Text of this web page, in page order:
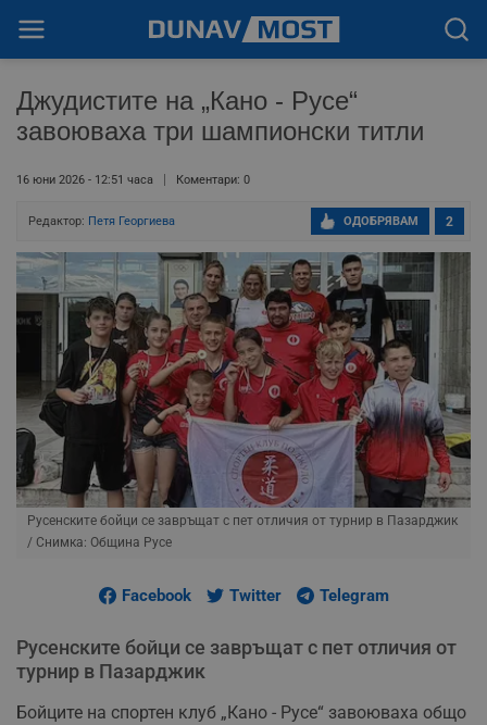
Джудистите на „Кано - Русе“
завоюваха три шампионски титли
16 юни 2026 - 12:51 часа Коментари: 0
Редактор: Петя Георгиева 2
ОДОБРЯВАМ
Русенските бойци се завръщат с пет отличия от турнир в Пазарджик
/ Снимка: Община Русе
Facebook Twitter Telegram
Русенските бойци се завръщат с пет отличия от
турнир в Пазарджик
Бойците на спортен клуб „Кано - Русе“ завоюваха общо